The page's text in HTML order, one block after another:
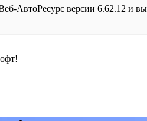
АвтоРесурс версии 6.62.12 и